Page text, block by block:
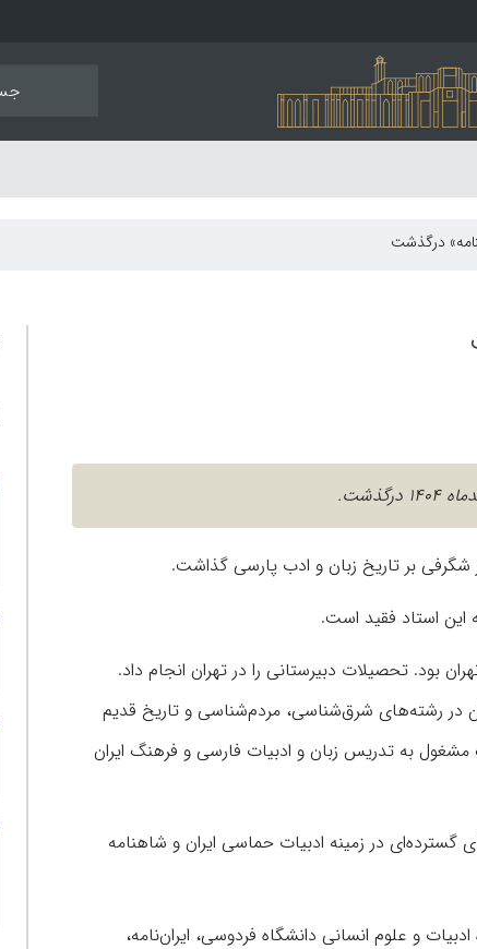
درگذشت
شگرفی بر تاریخ زبان و ادب پارسی گذاشت.
این استاد فقید است.
مطلق، ادیب، پژوهشگر و شاهنامه پژوه ایرانی، متولد ۲۰ شهریور ۱۳۱۶ در تهران بود. تحصیلات دبیرستانی را در تهران انجام داد.
در آلمان گذراند و در سال ۱۳۴۹ (۱۹۷۰) از دانشگاه کلن در رشته‌های شرق‌شناسی، مردم‌شناسی و تاریخ قدیم
دانشگاه هامبورگ مشغول به تدریس زبان و ادبیات فارسی و فرهنگ ایران
پژوهش‌های گسترده‌ای در زمینه ادبیات حماسی ایران و شاهنامه
و علوم انسانی دانشگاه فردوسی، ایران‌نامه،